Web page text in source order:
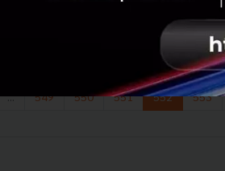
... 549 550 551 552 553